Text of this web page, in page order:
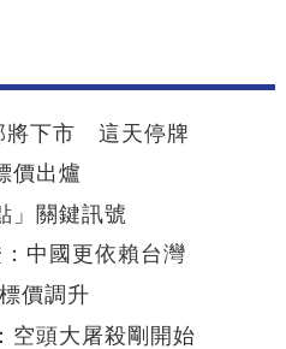
將下市 這天停牌
價出爐
」關鍵訊號
中國更依賴台灣
價調升
空頭大屠殺剛開始